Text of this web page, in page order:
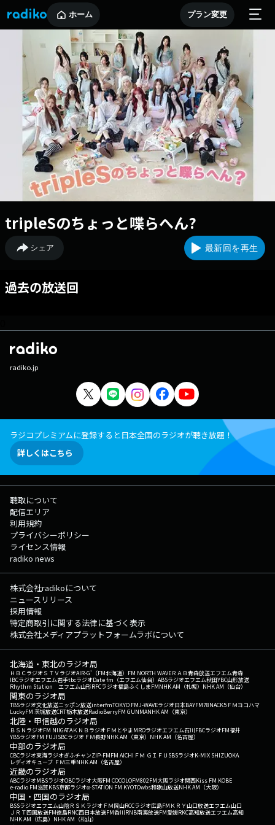
ホーム プラン変更
tripleSのちょっと喋らへん?
シェア 最新回を再生
過去の放送回
radiko.jp
ラジコプレミアムに登録すると日本全国のラジオが聴き放題！
詳しくはこちら
聴取について
配信エリア
利用規約
プライバシーポリシー
ライセンス情報
radiko news
株式会社radikoについて
ニュースリリース
採用情報
特定商取引に関する法律に基づく表示
株式会社メディアプラットフォームラボについて
北海道・東北のラジオ局
ＨＢＣラジオＳＴＶラジオAIR-G'（FM北海道） FM NORTH WAVEＲＡＢ青森放送エフエム青森
IBCラジオエフエム岩手tbcラジオDate fm（エフエム仙台） ABSラジオエフエム秋田YBC山形放送
Rhythm Station エフエム山形RFCラジオ福島ふくしまFMNHK AM（札幌） NHK AM（仙台）
関東のラジオ局
TBSラジオ文化放送ニッポン放送interfmTOKYO FMJ-WAVEラジオ日本BAYFM78NACK5 ＦＭヨコハマ
LuckyFM 茨城放送CRT栃木放送RadioBerryFM GUNMANHK AM（東京）
北陸・甲信越のラジオ局
ＢＳＮラジオFM NIIGATAＫＮＢラジオ ＦＭとやまMROラジオエフエム石川FBCラジオFM福井
YBSラジオFM FUJISBCラジオ ＦＭ長野NHK AM（東京） NHK AM（名古屋）
中部のラジオ局
CBCラジオ東海ラジオぎふチャンZIP-FMFM AICHI ＦＭ ＧＩＦＵ SBSラジオK-MIX SHIZUOKA
レディオキューブ ＦＭ三重NHK AM（名古屋）
近畿のラジオ局
ABCラジオMBSラジオOBCラジオ大阪FM COCOLOFM802FM大阪ラジオ関西Kiss FM KOBE
e-radio FM滋賀KBS京都ラジオα-STATION FM KYOTOwbs和歌山放送NHK AM（大阪）
中国・四国のラジオ局
BSSラジオエフエム山陰ＲＳＫラジオ ＦＭ岡山RCCラジオ広島FM ＫＲＹ山口放送エフエム山口
ＪＲＴ四国放送FM徳島RNC西日本放送FM香川RNB南海放送FM愛媛RKC高知放送エフエム高知
NHK AM（広島） NHK AM（松山）